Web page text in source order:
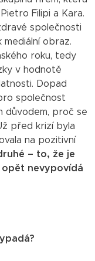
Filipi a Kara.
společnosti
mediální obraz.
roku, tedy
v hodnotě
Dopad
společnost
důvodem, proč se
před krizí byla
na pozitivní
– to, že je
nevypovídá